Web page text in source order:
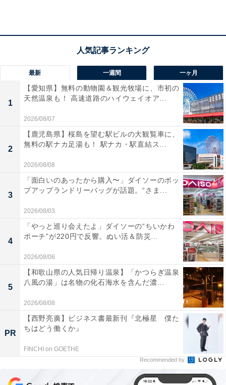
す。カプセルいっぱいに詰め込まれたボリューム満点の
サイズ感で、ふんわりとしたぬいぐるみ素材の質感が魅
力です。カバンに付けたりお部屋に飾ったりして、お気
に入りのキャラクターと一緒に過ごせます。
詳細情報
商品名
クレヨンしんちゃん フェイスぬいぐるみ2
メーカー
最新 一週間 一ヶ月
1
【愛知県】無料の動物園＆観光牧場に、市初の
天然温泉も！ 高速道路のハイウェイオア...
2026/08/07
2
【鹿児島県】桜島を望む駅ビルの大観覧車に、
無料の駅ナカ足湯も！ 駅ナカ・駅直結ス...
2026/08/08
3
「面白いのあったから購入〜」ダイソーのポッ
プアップランドリーバッグが話題。“さま...
2026/08/03
4
「やっと巡り会えたよ」ダイソーの“ちいかわ
ポーチ”が220円で反響。ぬい活＆防災...
2026/08/06
5
【和歌山県の人気日帰り温泉】「かつらぎ温泉
八風の湯」は名物の化石海水を含んだ濃...
2026/08/08
PR
【西野亮廣】ビジネス書最新刊『北極星 僕た
ちはどう働くか』
FINCHI on GOETHE
Recommended by